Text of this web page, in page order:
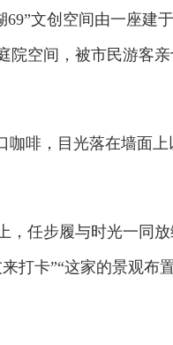
文创空间由一座建于
空间，被市民游客
啡，目光落在墙面上
任步履与时光一同
打卡”“这家的景观布